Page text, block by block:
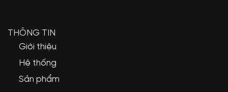
THÔNG TIN
Giới thiệu
Hệ thống
Sản phẩm